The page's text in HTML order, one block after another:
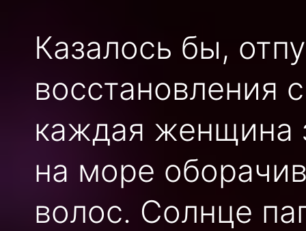
Казалось бы,
восстановления
каждая женщина
на море
волос. Солнце